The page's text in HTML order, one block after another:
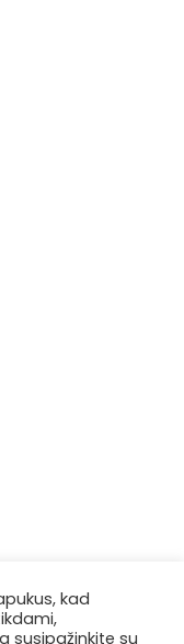
kad
susipažinkite su